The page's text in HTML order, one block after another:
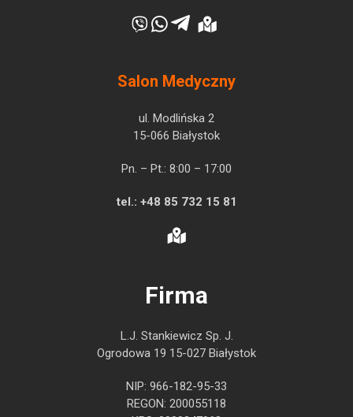
Salon Medyczny
ul. Modlińska 2
15-066 Białystok
Pn. – Pt.: 8:00 – 17:00
tel.: +48 85 732 15 81
Firma
L.J. Stankiewicz Sp. J.
Ogrodowa 19 15-027 Białystok
NIP: 966-182-95-33
REGON: 200055118